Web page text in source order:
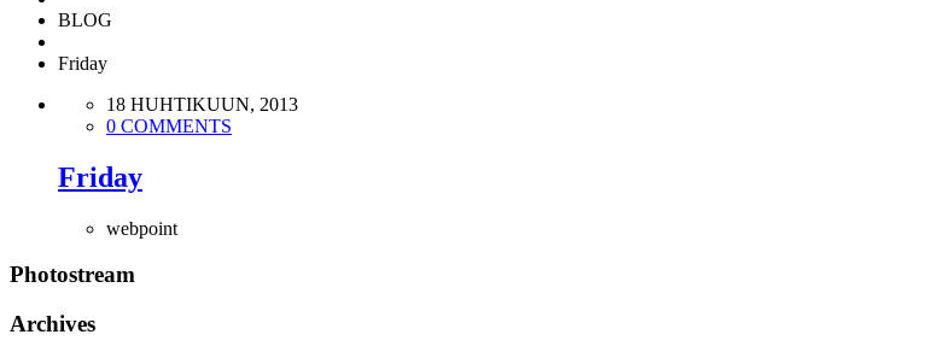
BLOG
Friday
18 HUHTIKUUN, 2013
0 COMMENTS
Friday
webpoint
Photostream
Archives